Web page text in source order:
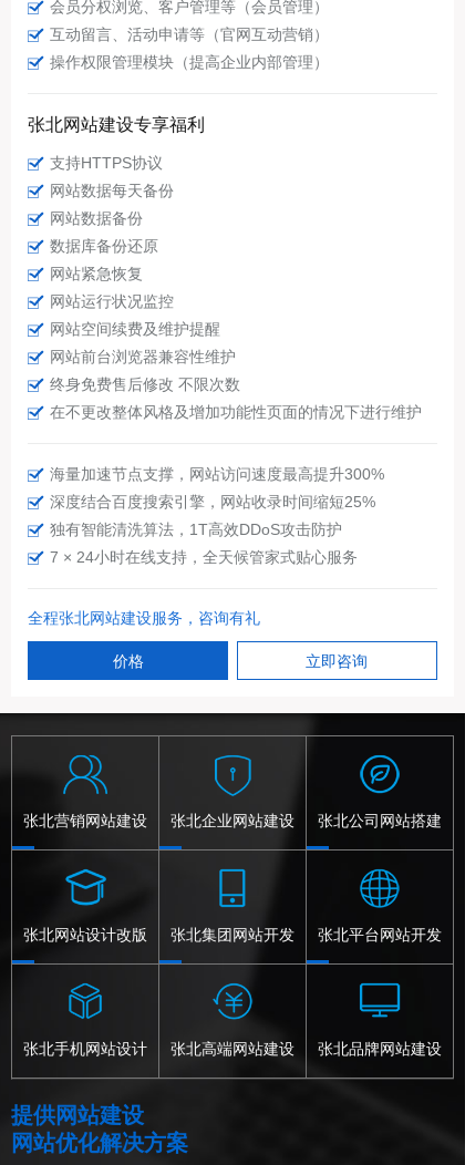
会员分权浏览、客户管理等（会员管理）
互动留言、活动申请等（官网互动营销）
操作权限管理模块（提高企业内部管理）
张北网站建设专享福利
支持HTTPS协议
网站数据每天备份
网站数据备份
数据库备份还原
网站紧急恢复
网站运行状况监控
网站空间续费及维护提醒
网站前台浏览器兼容性维护
终身免费售后修改 不限次数
在不更改整体风格及增加功能性页面的情况下进行维护
海量加速节点支撑，网站访问速度最高提升300%
深度结合百度搜索引擎，网站收录时间缩短25%
独有智能清洗算法，1T高效DDoS攻击防护
7 × 24小时在线支持，全天候管家式贴心服务
全程张北网站建设服务，咨询有礼
价格 立即咨询
张北营销网站建设 张北企业网站建设 张北公司网站搭建
张北网站设计改版 张北集团网站开发 张北平台网站开发
张北手机网站设计 张北高端网站建设 张北品牌网站建设
提供网站建设
网站优化解决方案